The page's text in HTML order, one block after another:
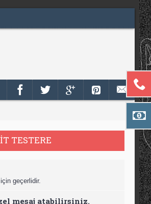
TESTERE
geçerlidir.
mesaj atabilirsiniz.